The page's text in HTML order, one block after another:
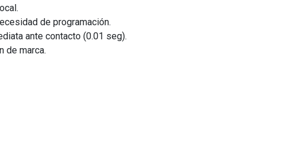
de programación.
ante contacto (0.01 seg).
de marca.